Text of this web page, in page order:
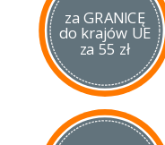
za GRANICĘ
do krajów UE
za 55 zł